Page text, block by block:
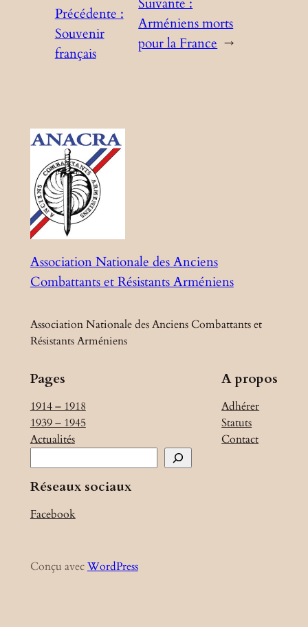
Précédente :
Souvenir
français
Suivante :
Arméniens morts
pour la France →
Association Nationale des Anciens
Combattants et Résistants Arméniens
Association Nationale des Anciens Combattants et
Résistants Arméniens
Pages
1914 – 1918
1939 – 1945
Actualités
e
c
e
h
A propos
Adhérer
Statuts
Contact
Réseaux sociaux
Facebook
Conçu avecWordPress